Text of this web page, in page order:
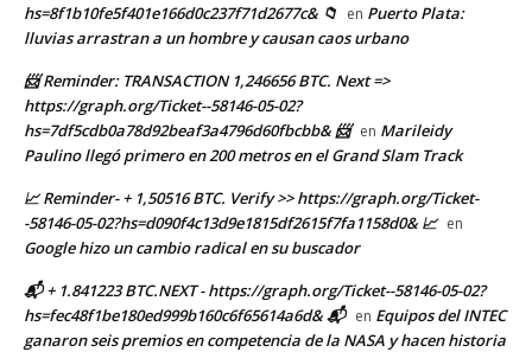
hs=8f1b10fe5f401e166d0c237f71d2677c& 📁 en Puerto Plata:
lluvias arrastran a un hombre y causan caos urbano
📨 Reminder: TRANSACTION 1,246656 BTC. Next =>
https://graph.org/Ticket--58146-05-02?
hs=7df5cdb0a78d92beaf3a4796d60fbcbb& 📨 en Marileidy
Paulino llegó primero en 200 metros en el Grand Slam Track
📈 Reminder- + 1,50516 BTC. Verify >> https://graph.org/Ticket-
-58146-05-02?hs=d090f4c13d9e1815df2615f7fa1158d0& 📈 en
Google hizo un cambio radical en su buscador
📬 + 1.841223 BTC.NEXT - https://graph.org/Ticket--58146-05-02?
hs=fec48f1be180ed999b160c6f65614a6d& 📬 en Equipos del INTEC
ganaron seis premios en competencia de la NASA y hacen historia